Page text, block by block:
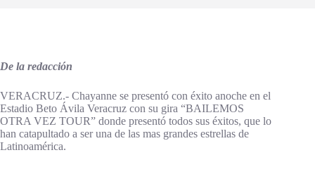
De la redacción
VERACRUZ.- Chayanne se presentó con éxito anoche en el
Estadio Beto Ávila Veracruz con su gira “BAILEMOS
OTRA VEZ TOUR” donde presentó todos sus éxitos, que lo
han catapultado a ser una de las mas grandes estrellas de
Latinoamérica.